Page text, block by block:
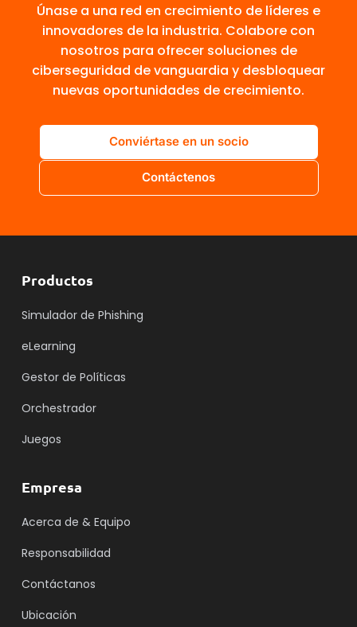
Únase a una red en crecimiento de líderes e
innovadores de la industria. Colabore con
nosotros para ofrecer soluciones de
ciberseguridad de vanguardia y desbloquear
nuevas oportunidades de crecimiento.
Conviértase en un socio
Contáctenos
Productos
Simulador de Phishing
eLearning
Gestor de Políticas
Orchestrador
Juegos
Empresa
Acerca de & Equipo
Responsabilidad
Contáctanos
Ubicación